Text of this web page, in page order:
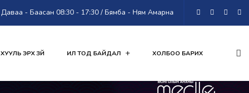
Даваа - Баасан 08:30 - 17:30 / Бямба - Ням Амарна
ХУУЛЬ ЭРХ ЗҮЙ ИЛ ТОД БАЙДАЛ ХОЛБОО БАРИХ